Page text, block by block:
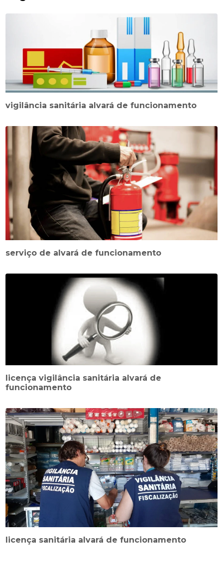
vigilância sanitária alvará de funcionamento
serviço de alvará de funcionamento
licença vigilância sanitária alvará de
funcionamento
licença sanitária alvará de funcionamento